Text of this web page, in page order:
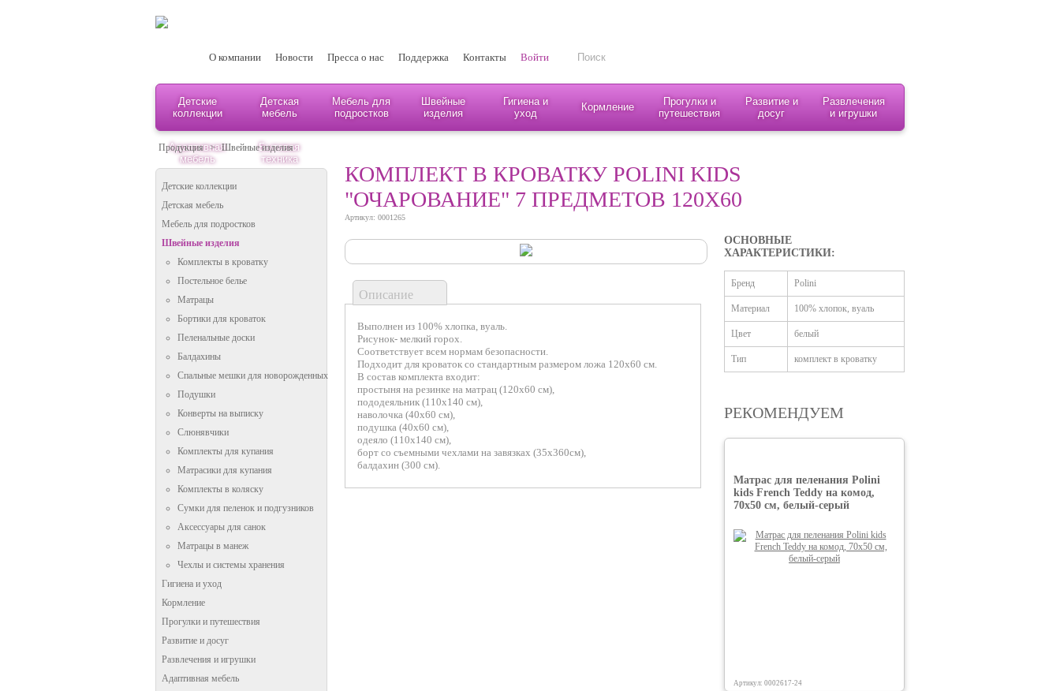
О компании Новости Пресса о нас Поддержка Контакты Войти
Детские
коллекции
Детская
мебель
Мебель для
подростков
Швейные
изделия
Гигиена и
уход
Кормление
Прогулки и
путешествия
Развитие и
досуг
Развлечения
и игрушки
Адаптивная
мебель
Бытовая
техника
Продукция > Швейные изделия
Детские коллекции
Детская мебель
Мебель для подростков
Швейные изделия
Комплекты в кроватку
Постельное белье
Матрацы
Бортики для кроваток
Пеленальные доски
Балдахины
Спальные мешки для новорожденных
Подушки
Конверты на выписку
Слюнявчики
Комплекты для купания
Матрасики для купания
Комплекты в коляску
Сумки для пеленок и подгузников
Аксессуары для санок
Матрацы в манеж
Чехлы и системы хранения
Гигиена и уход
Кормление
Прогулки и путешествия
Развитие и досуг
Развлечения и игрушки
Адаптивная мебель
КОМПЛЕКТ В КРОВАТКУ POLINI KIDS
"ОЧАРОВАНИЕ" 7 ПРЕДМЕТОВ 120Х60
Артикул: 0001265
Описание
Выполнен из 100% хлопка, вуаль.
Рисунок- мелкий горох.
Соответствует всем нормам безопасности.
Подходит для кроваток со стандартным размером ложа 120х60 см.
В состав комплекта входит:
простыня на резинке на матрац (120х60 см),
пододеяльник (110х140 см),
наволочка (40х60 см),
подушка (40х60 см),
одеяло (110х140 см),
борт со съемными чехлами на завязках (35х360см),
балдахин (300 см).
ОСНОВНЫЕ
ХАРАКТЕРИСТИКИ:
Бренд Polini
Материал 100% хлопок, вуаль
Цвет белый
Тип комплект в кроватку
РЕКОМЕНДУЕМ
Матрас для пеленания Polini
kids French Teddy на комод,
70х50 см, белый-серый
Артикул: 0002617-24